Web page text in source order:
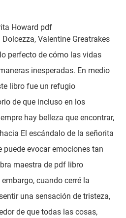
Howard pdf
Valentine Greatrakes
perfecto de cómo las vidas
inesperadas. En medio
libro fue un refugio
de que incluso en los
hay belleza que encontrar,
El escándalo de la señorita
puede evocar emociones tan
maestra de pdf libro
cuando cerré la
una sensación de tristeza,
de que todas las cosas,